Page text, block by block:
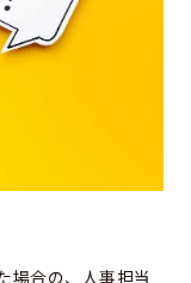
場合の、人事担当